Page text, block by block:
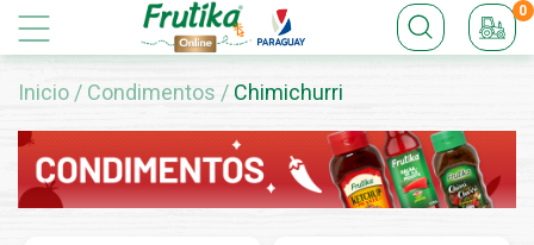
0
Inicio / Condimentos / Chimichurri